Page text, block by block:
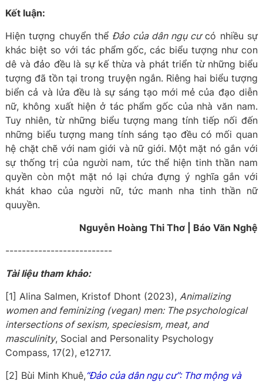
Kết luận:
Hiện tượng chuyển thể Đảo của dân ngụ cưcó nhiều sự
khác biệt so với tác phẩm gốc, các biểu tượng như con
dê và đảo đều là sự kế thừa và phát triển từ những biểu
tượng đã tồn tại trong truyện ngắn. Riêng hai biểu tượng
biển cả và lửa đều là sự sáng tạo mới mẻ của đạo diễn
nữ, không xuất hiện ở tác phẩm gốc của nhà văn nam.
Tuy nhiên, từ những biểu tượng mang tính tiếp nối đến
những biểu tượng mang tính sáng tạo đều có mối quan
hệ chặt chẽ với nam giới và nữ giới. Một mặt nó gắn với
sự thống trị của người nam, tức thể hiện tinh thần nam
quyền còn một mặt nó lại chứa đựng ý nghĩa gắn với
khát khao của người nữ, tức manh nha tinh thần nữ
quuyền.
Nguyễn Hoàng Thi Thơ | Báo Văn Nghệ
--------------------------
Tài liệu tham khảo:
[1] Alina Salmen, Kristof Dhont (2023),Animalizing
women and feminizing (vegan) men: The psychological
intersections of sexism, speciesism, meat, and
masculinity, Social and Personality Psychology
Compass, 17(2), e12717.
[2] Bùi Minh Khuê,“Đảo của dân ngụ cư”: Thơ mộng và